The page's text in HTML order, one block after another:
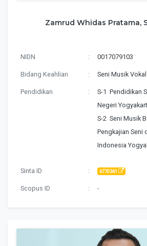
Zamrud Whidas Pratama,
NIDN : 0017079103
Bidang Keahlian : Seni Musik Vokal
Pendidikan :
S-1 Pendidikan
Negeri
S-2 Seni Musik
Pengkajian Seni
Indonesia
Sinta ID : 6770361
Scopus ID : -